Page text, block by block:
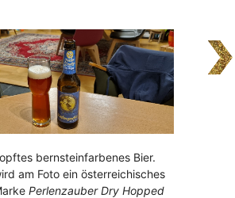
bernsteinfarbenes Bier.
am Foto ein österreichisches
Perlenzauber Dry Hopped